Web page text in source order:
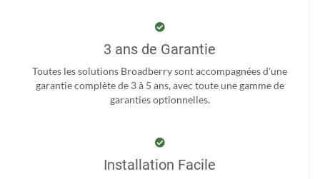
3 ans de Garantie
Toutes les solutions Broadberry sont accompagnées d'une
garantie complète de 3 à 5 ans, avec toute une gamme de
garanties optionnelles.
Installation Facile